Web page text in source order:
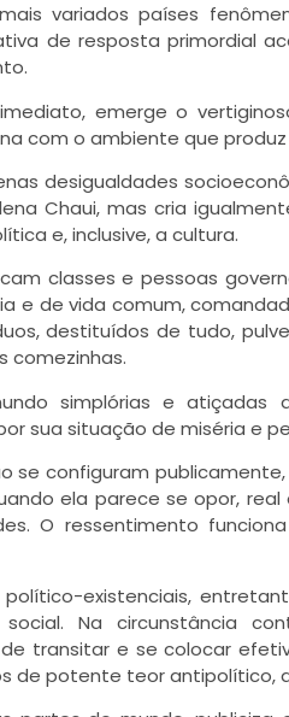
variados países
de resposta primordial
emerge o
com o ambiente que
desigualdades
Chaui, mas cria
e, inclusive, a cultura.
classes e pessoas
e de vida comum,
destituídos de tudo,
comezinhas.
simplórias e atiçadas
sua situação de miséria e
se configuram
ela parece se opor,
O ressentimento
existenciais,
Na circunstância
transitar e se colocar
de potente teor antipolítico,